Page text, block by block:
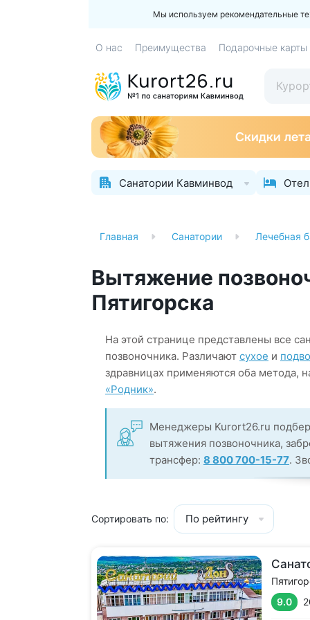
Мы используем рекомендательные
О нас Преимущества Подарочные карты
Санатории Кавминвод
Главная Санатории Лечебная
Вытяжение
Пятигорска
На этой странице представлены все
позвоночника. Различают сухое и
здравницах применяются оба метода,
«Родник».
Менеджеры Kurort26.ru
вытяжения позвоночника,
трансфер: 8 800 700-15-77.
Сортировать по: По рейтингу
9.0